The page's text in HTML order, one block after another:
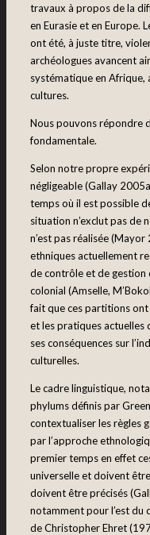
travaux à propos de la
en Eurasie et en Europe.
ont été, à juste titre,
archéologues avancent
systématique en Afrique,
cultures.
Nous pouvons répondre
fondamentale.
Selon notre propre
négligeable (Gallay
temps où il est possible
situation n’exclut pas de
n’est pas réalisée
ethniques actuellement
de contrôle et de gestion
colonial (Amselle,
fait que ces partitions ont
et les pratiques actuelles
ses conséquences sur
culturelles.
Le cadre linguistique,
phylums définis par
contextualiser les règles
par l’approche
premier temps en effet
universelle et doivent
doivent être précisés
notamment pour l’est du
de Christopher Ehret